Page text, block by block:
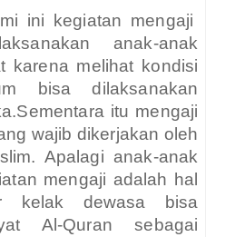
ini kegiatan mengaji
anak-anak
karena melihat kondisi
bisa dilaksanakan
itu mengaji
wajib dikerjakan oleh
Apalagi anak-anak
mengaji adalah hal
kelak dewasa bisa
Al-Quran sebagai